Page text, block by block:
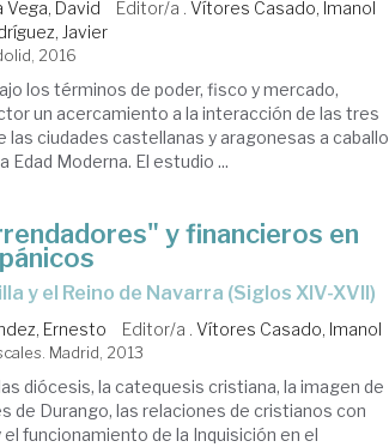
Vega, David Editor/a .Vítores Casado, Imanol
Javier
2016
los términos de poder, fisco y mercado,
un acercamiento a la interacción de las tres
las ciudades castellanas y aragonesas a caballo
Edad Moderna. El estudio ...
y financieros en
y el Reino de Navarra (Siglos XIV-XVII)
Ernesto Editor/a .Vítores Casado, Imanol
Madrid, 2013
diócesis, la catequesis cristiana, la imagen de
de Durango, las relaciones de cristianos con
funcionamiento de la Inquisición en el